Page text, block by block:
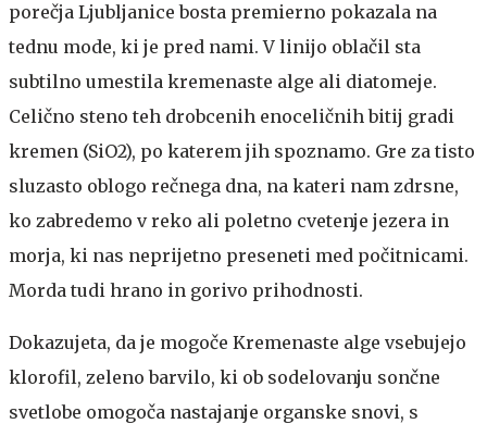
porečja Ljubljanice bosta premierno pokazala na
tednu mode, ki je pred nami. V linijo oblačil sta
subtilno umestila kremenaste alge ali diatomeje.
Celično steno teh drobcenih enoceličnih bitij gradi
kremen (SiO2), po katerem jih spoznamo. Gre za tisto
sluzasto oblogo rečnega dna, na kateri nam zdrsne,
ko zabredemo v reko ali poletno cvetenje jezera in
morja, ki nas neprijetno preseneti med počitnicami.
Morda tudi hrano in gorivo prihodnosti.
Dokazujeta, da je mogoče Kremenaste alge vsebujejo
klorofil, zeleno barvilo, ki ob sodelovanju sončne
svetlobe omogoča nastajanje organske snovi, s